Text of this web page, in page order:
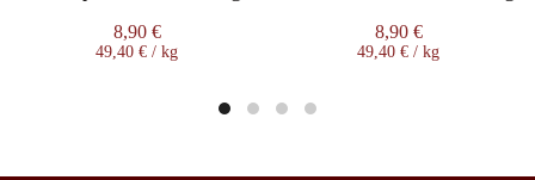
8,90 €
49,40 € / kg
8,90 €
49,40 € / kg